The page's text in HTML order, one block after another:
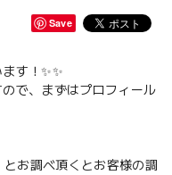
Save
す！✨✨
で、まずはプロフィール
お調べ頂くとお客様の調